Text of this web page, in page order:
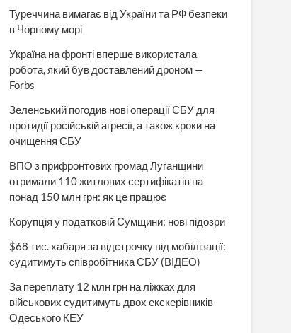
Туреччина вимагає від України та РФ безпеки
в Чорному морі
Україна на фронті вперше використала
робота, який був доставлений дроном —
Forbs
Зеленський погодив нові операції СБУ для
протидії російській агресії, а також кроки на
очищення СБУ
ВПО з прифронтових громад Луганщини
отримали 110 житлових сертифікатів на
понад 150 млн грн: як це працює
Корупція у податковій Сумщини: нові підозри
$68 тис. хабаря за відстрочку від мобілізації:
судитимуть співробітника СБУ (ВІДЕО)
За переплату 12 млн грн на ліжках для
військових судитимуть двох екскерівників
Одеського КЕУ